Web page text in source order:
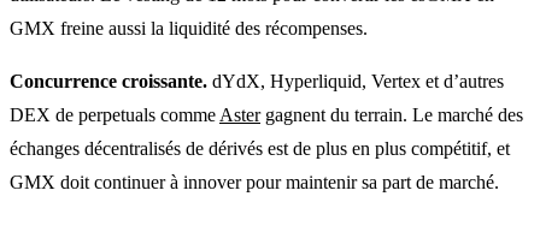
GMX freine aussi la liquidité des récompenses.
Concurrence croissante. dYdX, Hyperliquid, Vertex et d’autres
DEX de perpetuals comme Astergagnent du terrain. Le marché des
échanges décentralisés de dérivés est de plus en plus compétitif, et
GMX doit continuer à innover pour maintenir sa part de marché.